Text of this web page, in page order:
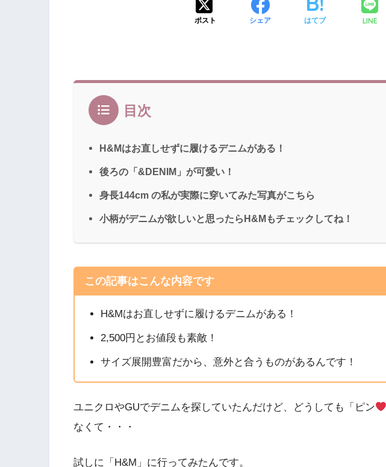
ポスト シェア はてブ LINE
目次
H&Mはお直しせずに履けるデニムがある！
後ろの「&DENIM」が可愛い！
身長144cm の私が実際に穿いてみた写真がこちら
小柄がデニムが欲しいと思ったらH&Mもチェックしてね！
この記事はこんな内容です
H&Mはお直しせずに履けるデニムがある！
2,500円とお値段も素敵！
サイズ展開豊富だから、意外と合うものがあるんです！
ユニクロやGUでデニムを探していたんだけど、どうしても「ピン
なくて・・・
試しに「H&M」に行ってみたんです。